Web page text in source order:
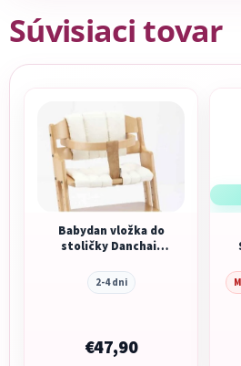
Súvisiaci tovar
Babydan vložka do
stoličky Danchair
2-4 dni
€47,90